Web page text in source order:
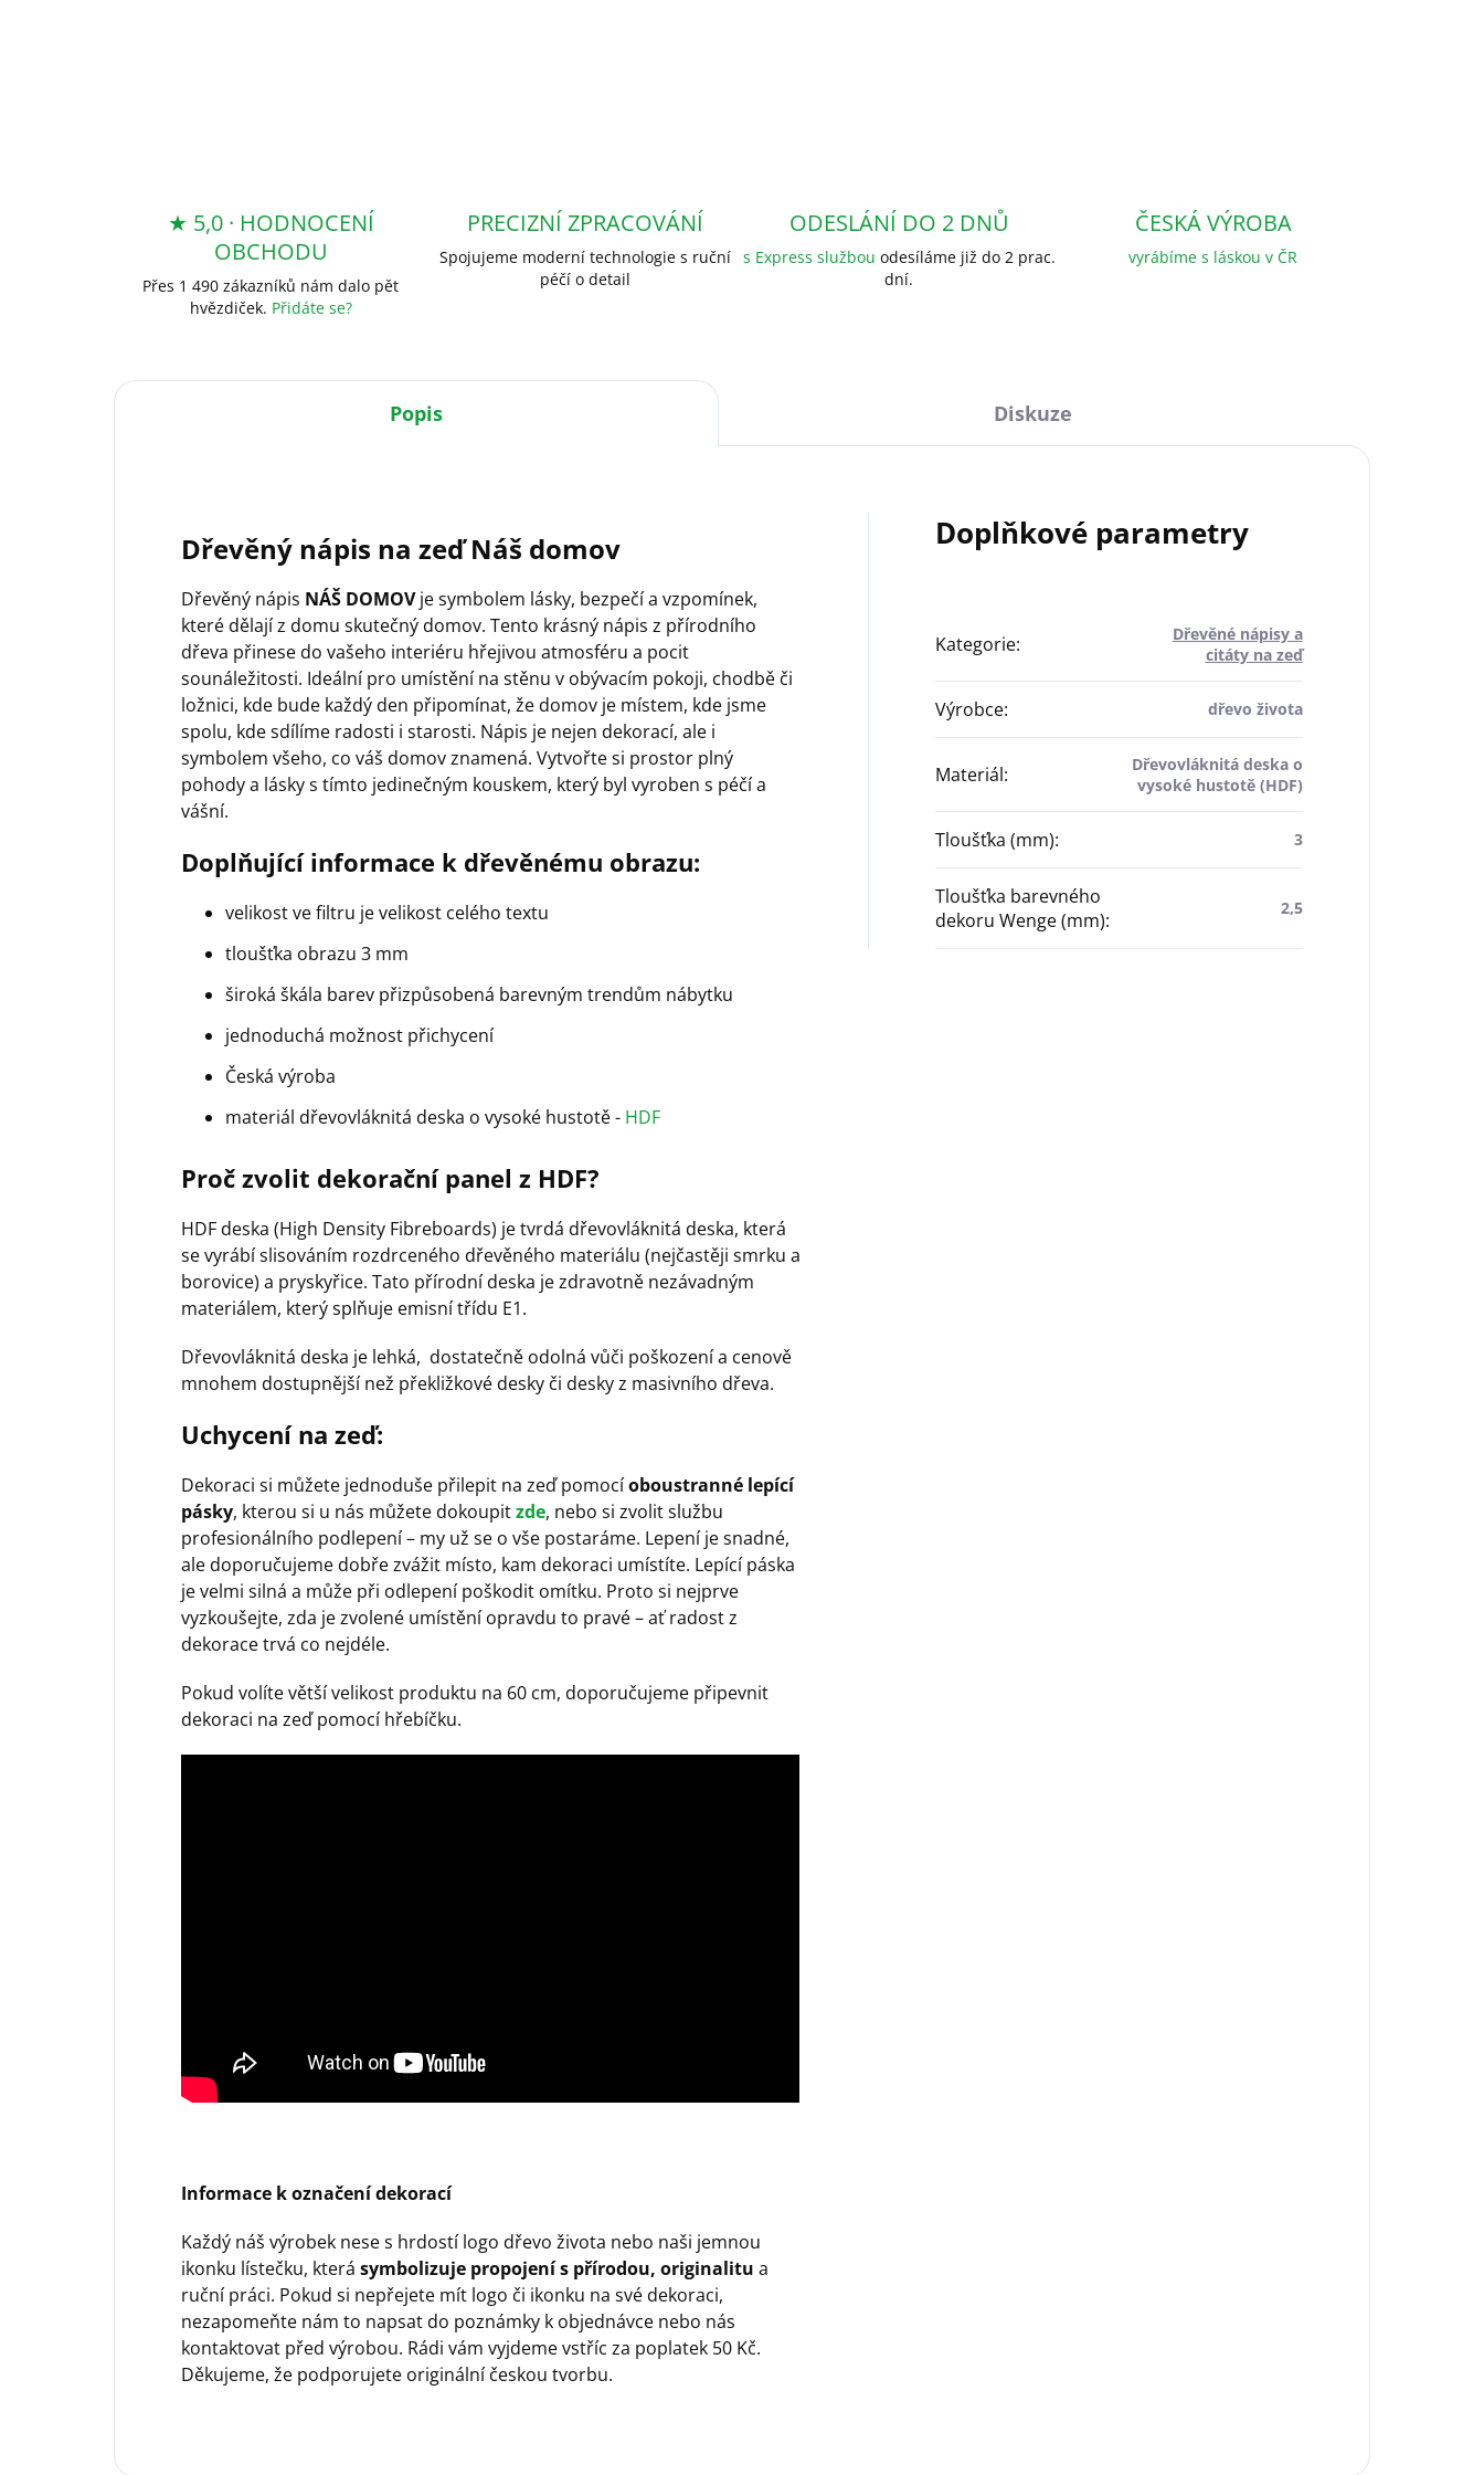
★ 5,0 · HODNOCENÍ
OBCHODU
Přes 1 490 zákazníků nám dalo pět
hvězdiček. Přidáte se?
PRECIZNÍ ZPRACOVÁNÍ
Spojujeme moderní technologie s ruční
péčí o detail
ODESLÁNÍ DO 2 DNŮ
s Express službou odesíláme již do 2 prac.
dní.
ČESKÁ VÝROBA
vyrábíme s láskou v ČR
Popis Diskuze
Dřevěný nápis na zeď Náš domov
Dřevěný nápis NÁŠ DOMOVje symbolem lásky, bezpečí a vzpomínek,
které dělají z domu skutečný domov. Tento krásný nápis z přírodního
dřeva přinese do vašeho interiéru hřejivou atmosféru a pocit
sounáležitosti. Ideální pro umístění na stěnu v obývacím pokoji, chodbě či
ložnici, kde bude každý den připomínat, že domov je místem, kde jsme
spolu, kde sdílíme radosti i starosti. Nápis je nejen dekorací, ale i
symbolem všeho, co váš domov znamená. Vytvořte si prostor plný
pohody a lásky s tímto jedinečným kouskem, který byl vyroben s péčí a
vášní.
Doplňující informace k dřevěnému obrazu:
velikost ve filtru je velikost celého textu
tloušťka obrazu 3 mm
široká škála barev přizpůsobená barevným trendům nábytku
jednoduchá možnost přichycení
Česká výroba
materiál dřevovláknitá deska o vysoké hustotě - HDF
Proč zvolit dekorační panel z HDF?
HDF deska (High Density Fibreboards) je tvrdá dřevovláknitá deska, která
se vyrábí slisováním rozdrceného dřevěného materiálu (nejčastěji smrku a
borovice) a pryskyřice. Tato přírodní deska je zdravotně nezávadným
materiálem, který splňuje emisní třídu E1.
Dřevovláknitá deska je lehká, dostatečně odolná vůči poškození a cenově
mnohem dostupnější než překližkové desky či desky z masivního dřeva.
Uchycení na zeď:
Dekoraci si můžete jednoduše přilepit na zeď pomocíoboustranné lepící
pásky, kterou si u nás můžete dokoupitzde, nebo si zvolit službu
profesionálního podlepení – my už se o vše postaráme. Lepení je snadné,
ale doporučujeme dobře zvážit místo, kam dekoraci umístíte. Lepící páska
je velmi silná a může při odlepení poškodit omítku. Proto si nejprve
vyzkoušejte, zda je zvolené umístění opravdu to pravé – ať radost z
dekorace trvá co nejdéle.
Pokud volíte větší velikost produktu na 60 cm, doporučujeme připevnit
dekoraci na zeď pomocí hřebíčku.
Informace k označení dekorací
Každý náš výrobek nese s hrdostí logo dřevo života nebo naši jemnou
ikonku lístečku, která symbolizuje propojení s přírodou, originalitu a
ruční práci. Pokud si nepřejete mít logo či ikonku na své dekoraci,
nezapomeňte nám to napsat do poznámky k objednávce nebo nás
kontaktovat před výrobou. Rádi vám vyjdeme vstříc za poplatek 50 Kč.
Děkujeme, že podporujete originální českou tvorbu.
Doplňkové parametry
Kategorie:
Dřevěné nápisy a
citáty na zeď
Výrobce: dřevo života
Materiál:
Dřevovláknitá deska o
vysoké hustotě (HDF)
Tloušťka (mm): 3
Tloušťka barevného
dekoru Wenge (mm):
2,5